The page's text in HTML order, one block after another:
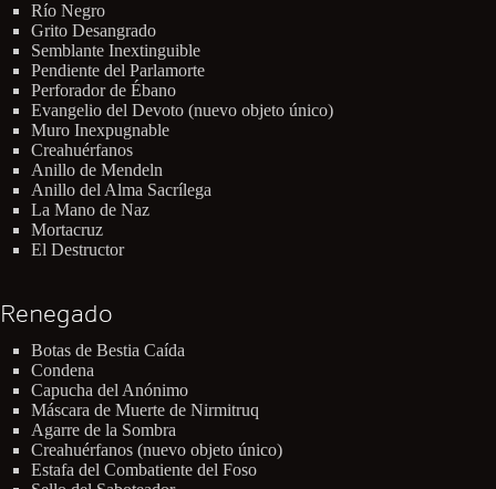
Río Negro
Grito Desangrado
Semblante Inextinguible
Pendiente del Parlamorte
Perforador de Ébano
Evangelio del Devoto (nuevo objeto único)
Muro Inexpugnable
Creahuérfanos
Anillo de Mendeln
Anillo del Alma Sacrílega
La Mano de Naz
Mortacruz
El Destructor
Renegado
Botas de Bestia Caída
Condena
Capucha del Anónimo
Máscara de Muerte de Nirmitruq
Agarre de la Sombra
Creahuérfanos (nuevo objeto único)
Estafa del Combatiente del Foso